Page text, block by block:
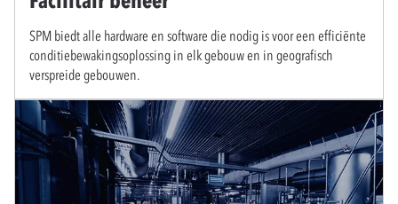
SPM biedt alle hardware en software die nodig is voor een efficiënte
conditiebewakingsoplossing in elk gebouw en in geografisch
verspreide gebouwen.